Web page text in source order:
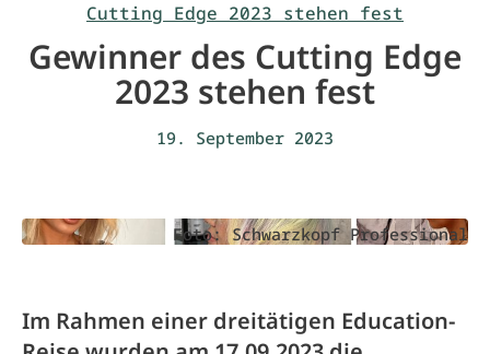
Cutting Edge 2023 stehen fest
Gewinner des Cutting Edge
2023 stehen fest
19. September 2023
Foto: Schwarzkopf Professional
Im Rahmen einer dreitätigen Education-